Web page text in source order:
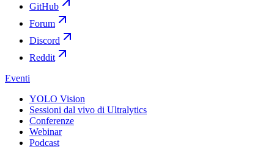
GitHub
Forum
Discord
Reddit
Eventi
YOLO Vision
Sessioni dal vivo di Ultralytics
Conferenze
Webinar
Podcast